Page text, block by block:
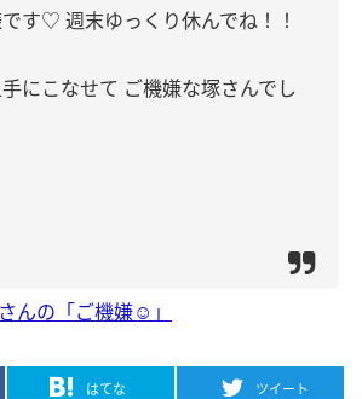
です♡ 週末ゆっくり休んでね！！
にこなせて ご機嫌な塚さんでし
んの「ご機嫌☺︎」
はてな ツイート